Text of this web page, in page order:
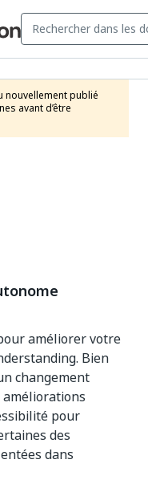
nouvellement publié
avant d’être
améliorer votre
Bien
changement
pour
des
dans